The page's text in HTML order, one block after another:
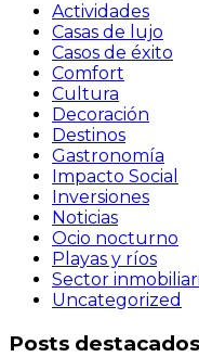
Actividades
Casas de lujo
Casos de éxito
Comfort
Cultura
Decoración
Destinos
Gastronomía
Impacto Social
Inversiones
Noticias
Ocio nocturno
Playas y ríos
Sector
Uncategorized
Posts destacados